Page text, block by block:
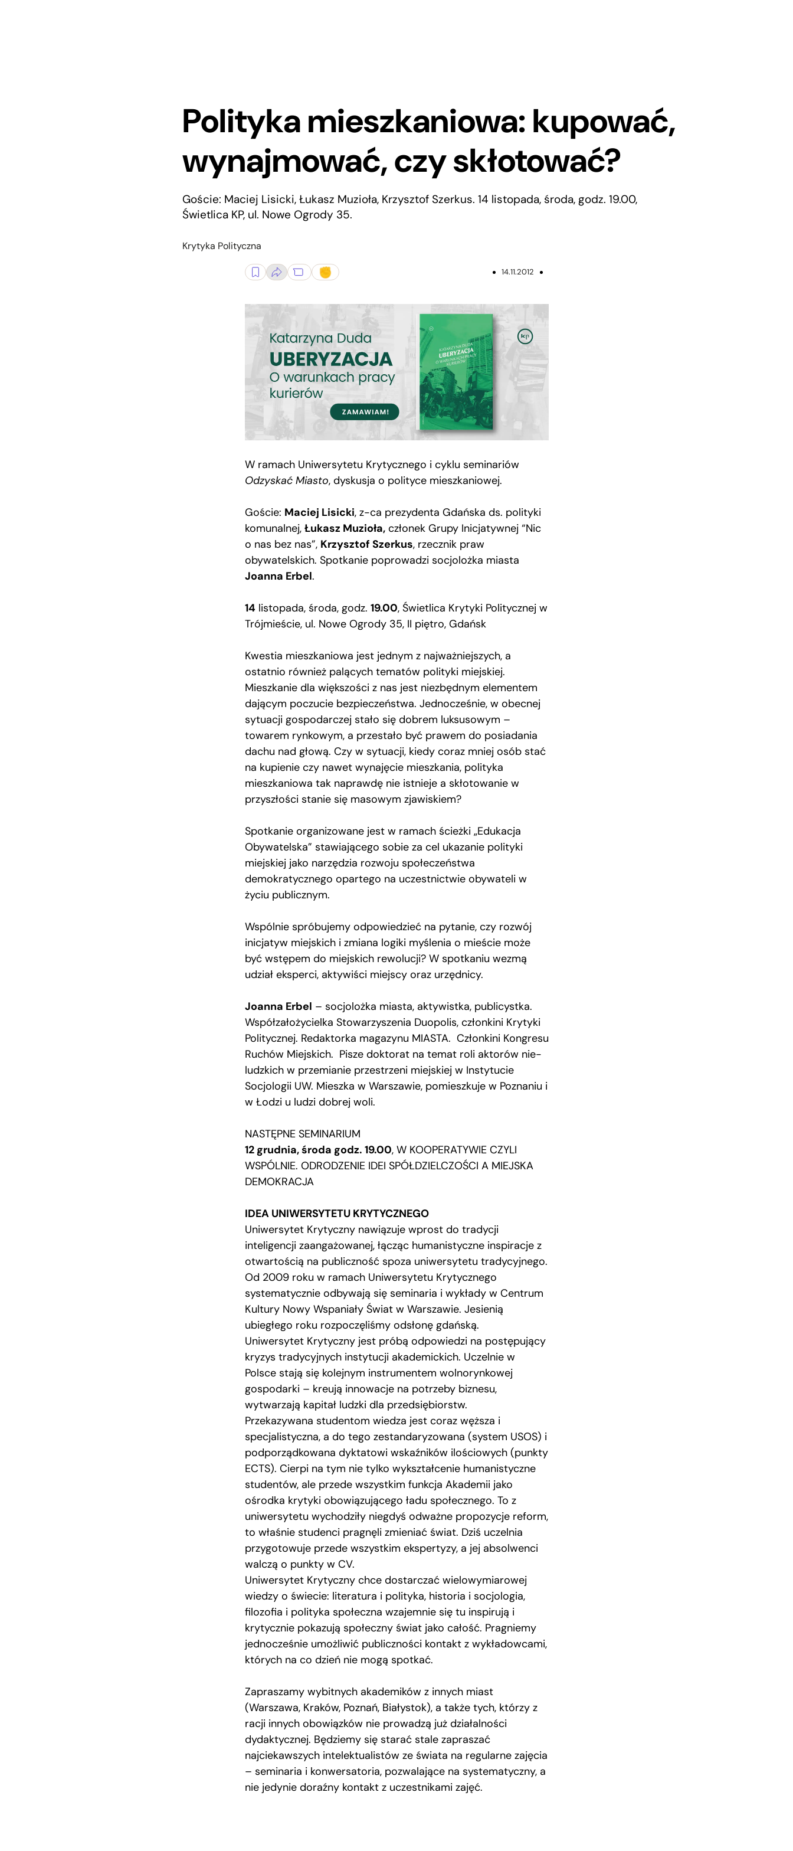
Polityka mieszkaniowa: kupować,
wynajmować, czy skłotować?
Goście: Maciej Lisicki, Łukasz Muzioła, Krzysztof Szerkus. 14 listopada, środa, godz. 19.00,
Świetlica KP, ul. Nowe Ogrody 35.
Krytyka Polityczna
14.11.2012
W ramach Uniwersytetu Krytycznego i cyklu seminariów
Odzyskać Miasto, dyskusja o polityce mieszkaniowej.
Goście: Maciej Lisicki, z-ca prezydenta Gdańska ds. polityki
komunalnej, Łukasz Muzioła, członek Grupy Inicjatywnej “Nic
o nas bez nas”, Krzysztof Szerkus, rzecznik praw
obywatelskich. Spotkanie poprowadzi socjolożka miasta
Joanna Erbel.
14 listopada, środa, godz. 19.00, Świetlica Krytyki Politycznej w
Trójmieście, ul. Nowe Ogrody 35, II piętro, Gdańsk
Kwestia mieszkaniowa jest jednym z najważniejszych, a
ostatnio również palących tematów polityki miejskiej.
Mieszkanie dla większości z nas jest niezbędnym elementem
dającym poczucie bezpieczeństwa. Jednocześnie, w obecnej
sytuacji gospodarczej stało się dobrem luksusowym –
towarem rynkowym, a przestało być prawem do posiadania
dachu nad głową. Czy w sytuacji, kiedy coraz mniej osób stać
na kupienie czy nawet wynajęcie mieszkania, polityka
mieszkaniowa tak naprawdę nie istnieje a skłotowanie w
przyszłości stanie się masowym zjawiskiem?
Spotkanie organizowane jest w ramach ścieżki „Edukacja
Obywatelska” stawiającego sobie za cel ukazanie polityki
miejskiej jako narzędzia rozwoju społeczeństwa
demokratycznego opartego na uczestnictwie obywateli w
życiu publicznym.
Wspólnie spróbujemy odpowiedzieć na pytanie, czy rozwój
inicjatyw miejskich i zmiana logiki myślenia o mieście może
być wstępem do miejskich rewolucji? W spotkaniu wezmą
udział eksperci, aktywiści miejscy oraz urzędnicy.
Joanna Erbel – socjolożka miasta, aktywistka, publicystka.
Współzałożycielka Stowarzyszenia Duopolis, członkini Krytyki
Politycznej. Redaktorka magazynu MIASTA. Członkini Kongresu
Ruchów Miejskich. Pisze doktorat na temat roli aktorów nie-
ludzkich w przemianie przestrzeni miejskiej w Instytucie
Socjologii UW. Mieszka w Warszawie, pomieszkuje w Poznaniu i
w Łodzi u ludzi dobrej woli.
NASTĘPNE SEMINARIUM
12 grudnia, środa godz. 19.00, W KOOPERATYWIE CZYLI
WSPÓLNIE. ODRODZENIE IDEI SPÓŁDZIELCZOŚCI A MIEJSKA
DEMOKRACJA
IDEA UNIWERSYTETU KRYTYCZNEGO
Uniwersytet Krytyczny nawiązuje wprost do tradycji
inteligencji zaangażowanej, łącząc humanistyczne inspiracje z
otwartością na publiczność spoza uniwersytetu tradycyjnego.
Od 2009 roku w ramach Uniwersytetu Krytycznego
systematycznie odbywają się seminaria i wykłady w Centrum
Kultury Nowy Wspaniały Świat w Warszawie. Jesienią
ubiegłego roku rozpoczęliśmy odsłonę gdańską.
Uniwersytet Krytyczny jest próbą odpowiedzi na postępujący
kryzys tradycyjnych instytucji akademickich. Uczelnie w
Polsce stają się kolejnym instrumentem wolnorynkowej
gospodarki – kreują innowacje na potrzeby biznesu,
wytwarzają kapitał ludzki dla przedsiębiorstw.
Przekazywana studentom wiedza jest coraz węższa i
specjalistyczna, a do tego zestandaryzowana (system USOS) i
podporządkowana dyktatowi wskaźników ilościowych (punkty
ECTS). Cierpi na tym nie tylko wykształcenie humanistyczne
studentów, ale przede wszystkim funkcja Akademii jako
ośrodka krytyki obowiązującego ładu społecznego. To z
uniwersytetu wychodziły niegdyś odważne propozycje reform,
to właśnie studenci pragnęli zmieniać świat. Dziś uczelnia
przygotowuje przede wszystkim ekspertyzy, a jej absolwenci
walczą o punkty w CV.
Uniwersytet Krytyczny chce dostarczać wielowymiarowej
wiedzy o świecie: literatura i polityka, historia i socjologia,
filozofia i polityka społeczna wzajemnie się tu inspirują i
krytycznie pokazują społeczny świat jako całość. Pragniemy
jednocześnie umożliwić publiczności kontakt z wykładowcami,
których na co dzień nie mogą spotkać.
Zapraszamy wybitnych akademików z innych miast
(Warszawa, Kraków, Poznań, Białystok), a także tych, którzy z
racji innych obowiązków nie prowadzą już działalności
dydaktycznej. Będziemy się starać stale zapraszać
najciekawszych intelektualistów ze świata na regularne zajęcia
– seminaria i konwersatoria, pozwalające na systematyczny, a
nie jedynie doraźny kontakt z uczestnikami zajęć.